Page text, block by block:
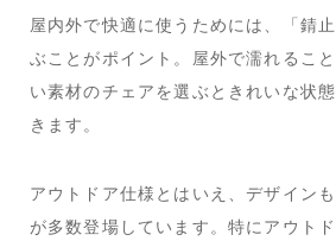
屋内外で快適に使うためには、「錆
ぶことがポイント。屋外で濡れるこ
い素材のチェアを選ぶときれいな状
きます。
アウトドア仕様とはいえ、デザイン
が多数登場しています。特にアウト